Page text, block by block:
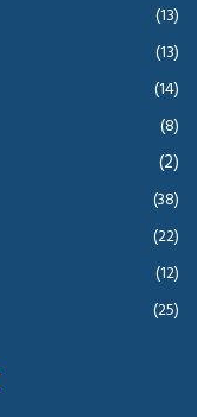
(13)
(13)
(14)
(8)
(2)
(38)
(22)
(12)
(25)